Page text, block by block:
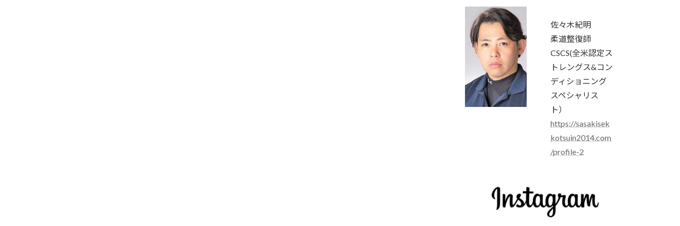
佐々木紀明
柔道整復師
CSCS(全米認定ス
トレングス&コン
ディショニング
スペシャリス
ト）
https://sasakisek
kotsuin2014.com
/profile-2